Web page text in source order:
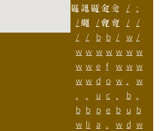
區
:
/
/
w
w
w
.
b
w
訊
網
:
/
/
w
w
w
.
b
li
區
/
/
b
w
e
d
u
p
a
金
會
/
/
b
w
f
o
c
e
.
金
會
:
/
/
w
w
w
.
b
w
/
/
w
w
w
.
b
u
d
:
/
/
w
w
w
.
b
w